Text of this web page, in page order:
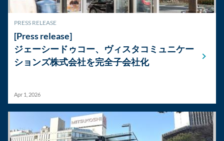
PRESS RELEASE
[Press release]
ジェーシードゥコー、ヴィスタコミュニケー
ションズ株式会社を完全子会社化
Apr 1, 2026